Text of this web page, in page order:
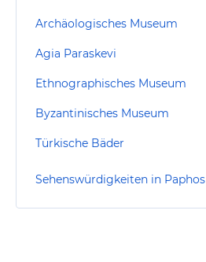
Archäologisches Museum
Agia Paraskevi
Ethnographisches Museum
Byzantinisches Museum
Türkische Bäder
Sehenswürdigkeiten in Paphos